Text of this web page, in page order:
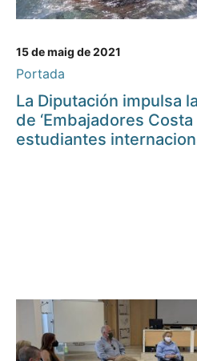
15 de maig de 2021
Portada
La Diputación impulsa
de ‘Embajadores Costa
estudiantes